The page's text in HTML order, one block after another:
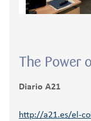
The Power
Diario A21
http://a21.es/el-